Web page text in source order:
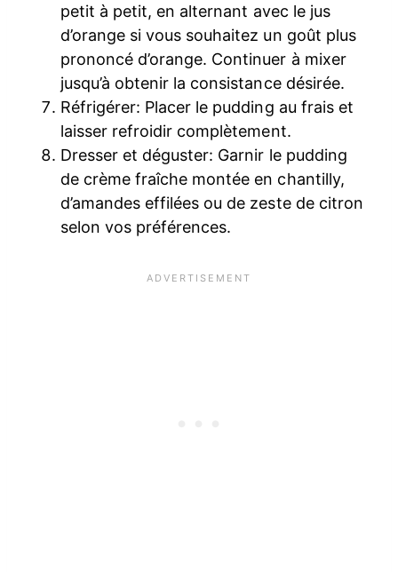
petit à petit, en alternant avec le jus
d’orange si vous souhaitez un goût plus
prononcé d’orange. Continuer à mixer
jusqu’à obtenir la consistance désirée.
Réfrigérer: Placer le pudding au frais et
laisser refroidir complètement.
Dresser et déguster: Garnir le pudding
de crème fraîche montée en chantilly,
d’amandes effilées ou de zeste de citron
selon vos préférences.